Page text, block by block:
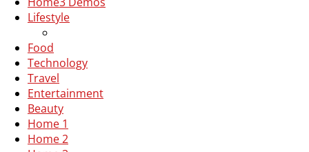
Lifestyle
Food
Technology
Travel
Entertainment
Beauty
Home 1
Home 2